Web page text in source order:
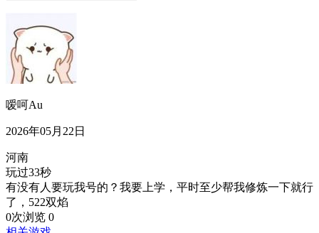
嗳呵Au
2026年05月22日
河南
玩过33秒
有没有人要玩我号的？我要上学，平时至少帮我修炼一下就行
了，522双焰
0次浏览 0